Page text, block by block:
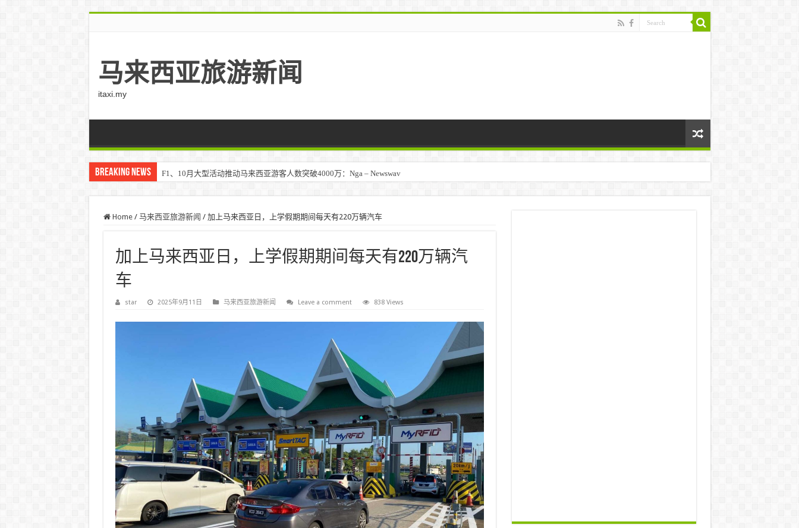
马来西亚旅游新闻
itaxi.my
Breaking News F1、10月大型活动推动马来西亚游客人数突破4000万：Nga – Newswav
Home / 马来西亚旅游新闻 / 加上马来西亚日，上学假期期间每天有220万辆汽车
加上马来西亚日，上学假期期间每天有220万辆汽
车
star 2025年9月11日 马来西亚旅游新闻 Leave a comment 838 Views